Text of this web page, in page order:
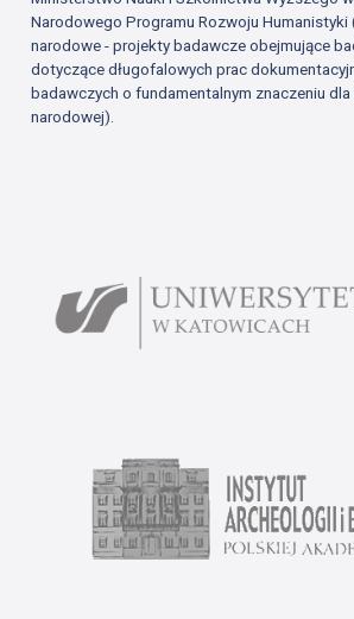
Narodowego Programu Rozwoju Humanistyki
narodowe - projekty badawcze obejmujące
dotyczące długofalowych prac
badawczych o fundamentalnym znaczeniu
narodowej).